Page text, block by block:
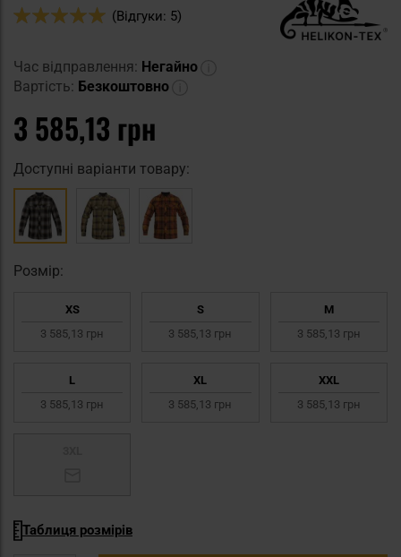
Оцінка:
(Відгуки: 5)
Час відправлення: Негайно
Вартість: Безкоштовно
3 585,13 грн
Доступні варіанти товару:
Pозмір:
XS
3 585,13 грн
S
3 585,13 грн
M
3 585,13 грн
L
3 585,13 грн
XL
3 585,13 грн
XXL
3 585,13 грн
Таблиця розмірів